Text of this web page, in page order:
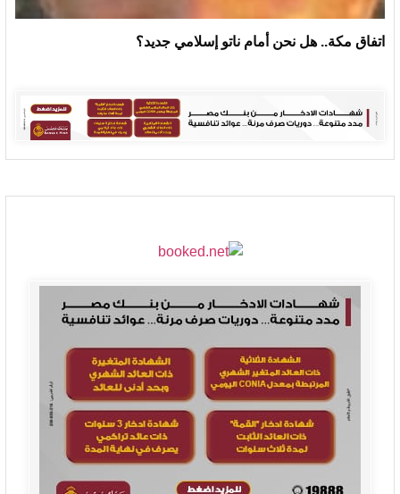
اتفاق مكة.. هل نحن أمام ناتو إسلامي جديد؟